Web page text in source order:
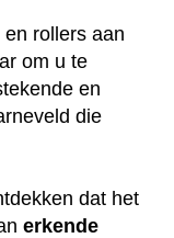
rollers aan
om u te
en
die
dat het
erkende